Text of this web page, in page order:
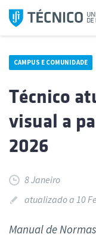
Saltar
para
CAMPUS E COMUNIDADE
Técnico
visual a
2026
8 Janeiro
atualizado a 10
Manual de